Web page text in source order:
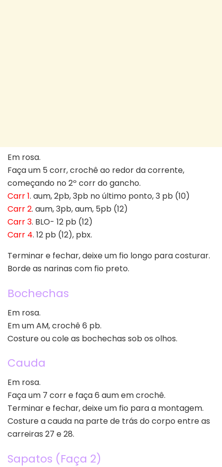
Em rosa.
Faça um 5 corr, crochê ao redor da corrente,
começando no 2º corr do gancho.
Carr 1. aum, 2pb, 3pb no último ponto, 3 pb (10)
Carr 2. aum, 3pb, aum, 5pb (12)
Carr 3. BLO- 12 pb (12)
Carr 4. 12 pb (12), pbx.
Terminar e fechar, deixe um fio longo para costurar.
Borde as narinas com fio preto.
Bochechas
Em rosa.
Em um AM, crochê 6 pb.
Costure ou cole as bochechas sob os olhos.
Cauda
Em rosa.
Faça um 7 corr e faça 6 aum em crochê.
Terminar e fechar, deixe um fio para a montagem.
Costure a cauda na parte de trás do corpo entre as
carreiras 27 e 28.
Sapatos (Faça 2)